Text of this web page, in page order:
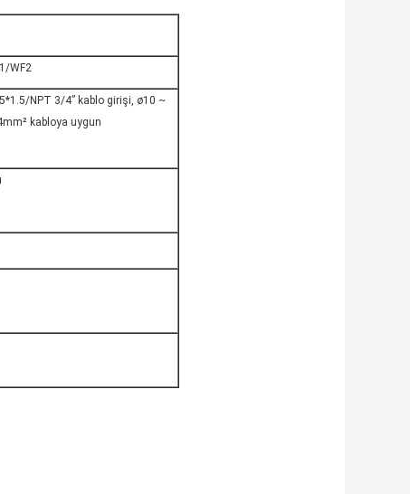
WF2
NPT 3/4” kablo girişi, ø10 ~
kabloya uygun